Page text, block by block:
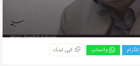
تلگرام واتساپ کپی لینک